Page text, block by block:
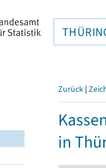
Zurück |
in